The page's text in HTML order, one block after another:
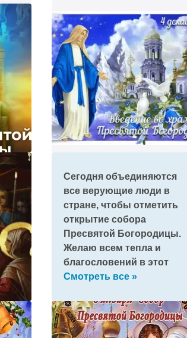
Сегодня объединяются
все верующие люди в
стране, чтобы отметить
открытие собора
Пресвятой Богородицы.
Желаю всем тепла и
благословений в этот
день!
Смотреть все »